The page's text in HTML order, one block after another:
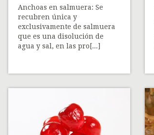
Anchoas en salmuera: Se
recubren única y
exclusivamente de salmuera
que es una disolución de
agua y sal, en las pro[...]